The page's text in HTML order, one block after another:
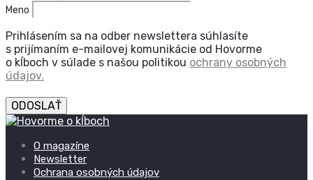
Meno
Prihlásením sa na odber newslettera súhlasíte
s prijímaním e-mailovej komunikácie od Hovorme
o kĺboch v súlade s našou politikou ochrany osobných
údajov.
ODOSLAŤ
O magazíne
Newsletter
Ochrana osobných údajov